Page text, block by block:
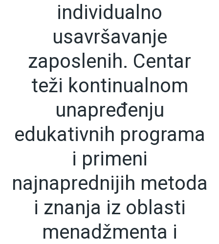
individualno
usavršavanje
zaposlenih. Centar
teži kontinualnom
unapređenju
edukativnih programa
i primeni
najnaprednijih metoda
i znanja iz oblasti
menadžmenta i